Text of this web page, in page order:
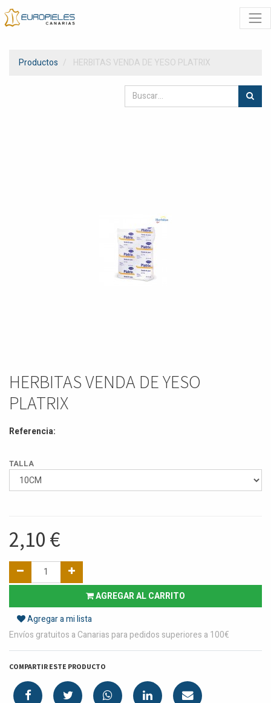
Productos HERBITAS VENDA DE YESO PLATRIX
HERBITAS VENDA DE YESO
PLATRIX
Referencia:
TALLA
2,10 €
AGREGAR AL CARRITO
Agregar a mi lista
Envíos gratuitos a Canarias para pedidos superiores a 100€
COMPARTIR ESTE PRODUCTO